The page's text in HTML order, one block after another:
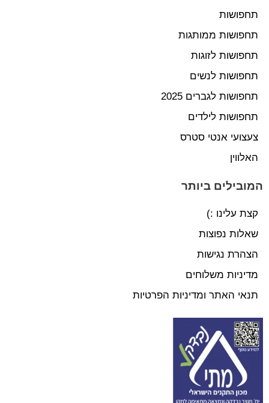
תחפושות
תחפושות ממותגות
תחפושות לזוגות
תחפושות לנשים
תחפושות לגברים 2025
תחפושות לילדים
צעצועי אנטי סטרס
האלווין
המובילים ביותר
קצת עלינו :)
שאלות נפוצות
הצהרת נגישות
מדיניות משלוחים
תנאי האתר ומדיניות הפרטיות